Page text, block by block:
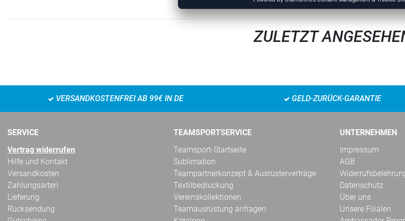
ZULETZT
VERSANDKOSTENFREI AB 99€ IN DE GELD-ZURÜCK-GARANTIE
SERVICE
Vertrag widerrufen
Hilfe und Kontakt
Versandkosten
Zahlungsarten
Lieferung
Rücksendung
TEAMSPORTSERVICE
Teamsport-Startseite
Sublimation
Teampartnerkonzept & Ausrüsterverträge
Textilbedruckung
Vereinskollektionen
Teamausrüstung anfragen
UNTERNEHMEN
Impressum
AGB
Datenschutz
Über uns
Unsere Filialen